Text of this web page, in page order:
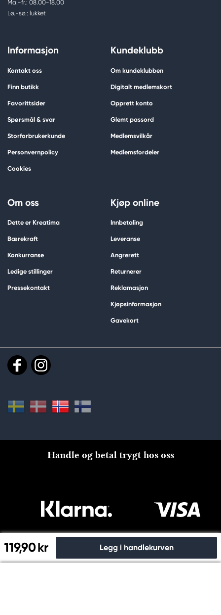
119,90 kr Legg i handlekurven
Ma.-fr.: 08.00-18.00
Lø.-sø.: lukket
Informasjon
Kontakt oss
Finn butikk
Favorittsider
Spørsmål & svar
Storforbrukerkunde
Personvernpolicy
Cookies
Kundeklubb
Om kundeklubben
Digitalt medlemskort
Opprett konto
Glemt passord
Medlemsvilkår
Medlemsfordeler
Om oss
Dette er Kreatima
Bærekraft
Konkurranse
Ledige stillinger
Pressekontakt
Kjøp online
Innbetaling
Leveranse
Angrerett
Returnerer
Reklamasjon
Kjøpsinformasjon
Gavekort
Handle og betal trygt hos oss